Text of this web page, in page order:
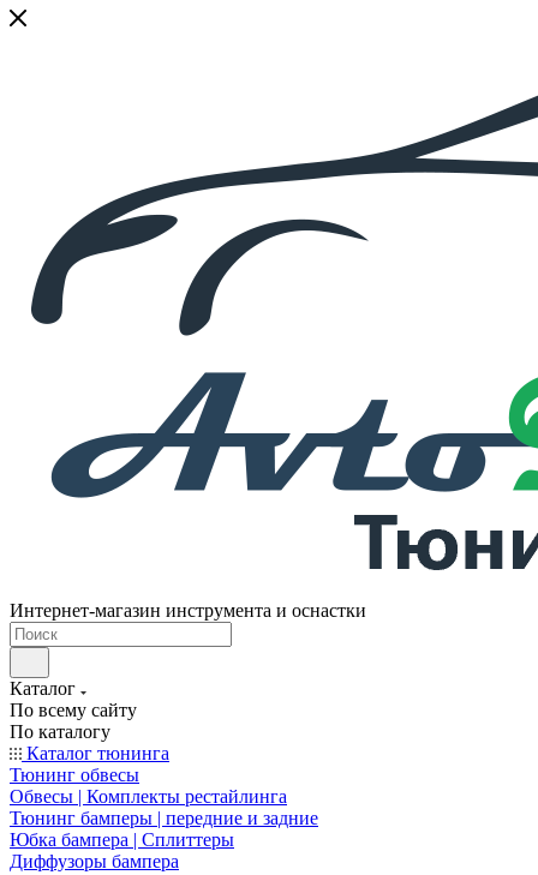
Интернет-магазин инструмента и оснастки
Каталог
По всему сайту
По каталогу
Каталог тюнинга
Тюнинг обвесы
Обвесы | Комплекты рестайлинга
Тюнинг бамперы | передние и задние
Юбка бампера | Сплиттеры
Диффузоры бампера